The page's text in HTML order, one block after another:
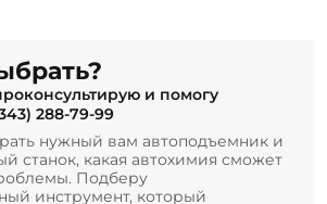
и помогу
288-79-99
нужный вам автоподъемник и
станок, какая автохимия сможет
Подберу
инструмент, который